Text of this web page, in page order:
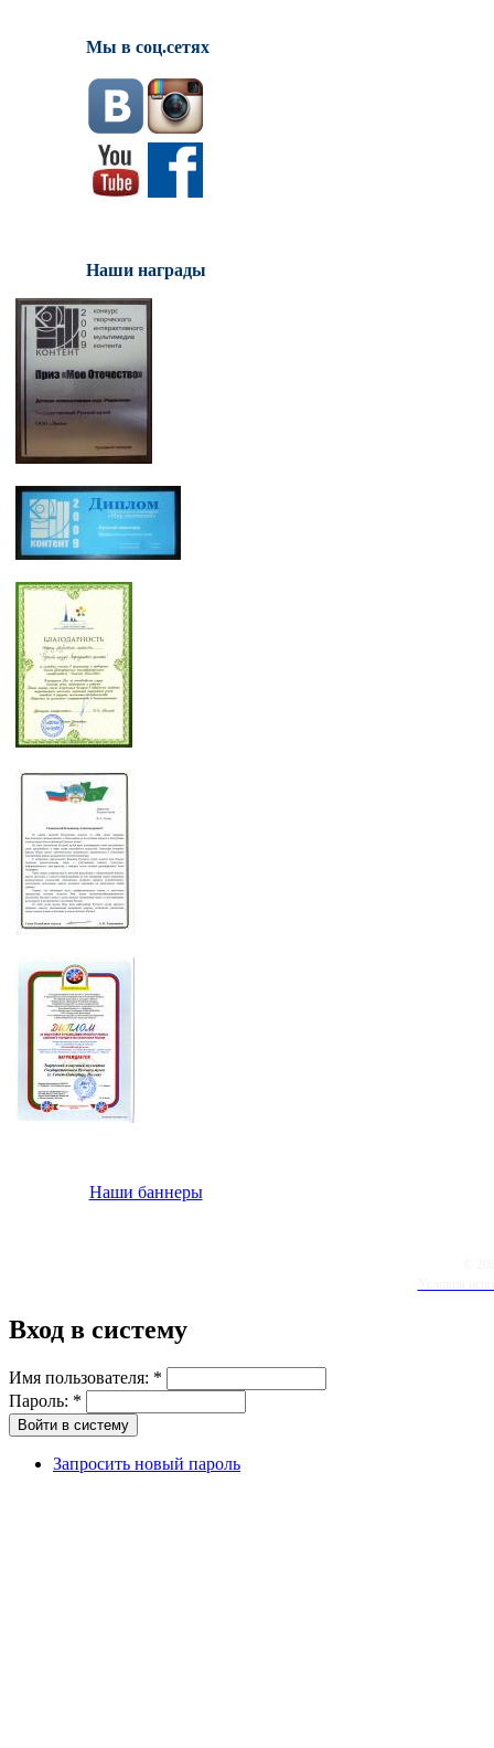
Мы в соц.сетях
Наши награды
Наши баннеры
Вход в систему
Имя пользователя: *
Пароль: *
Запросить новый пароль